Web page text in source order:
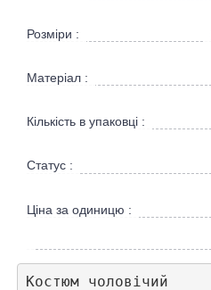
Розміри :
Матеріал :
Кількість в упаковці :
Статус :
Ціна за одиницю :
Костюм чоловічий